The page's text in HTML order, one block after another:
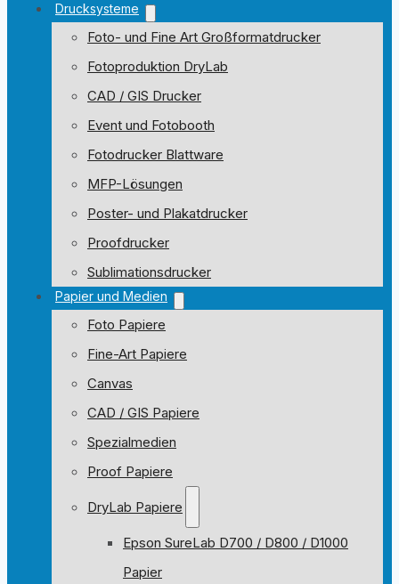
Drucksysteme
Foto- und Fine Art Großformatdrucker
Fotoproduktion DryLab
CAD / GIS Drucker
Event und Fotobooth
Fotodrucker Blattware
MFP-Lösungen
Poster- und Plakatdrucker
Proofdrucker
Sublimationsdrucker
Papier und Medien
Foto Papiere
Fine-Art Papiere
Canvas
CAD / GIS Papiere
Spezialmedien
Proof Papiere
DryLab Papiere
Epson SureLab D700 / D800 / D1000
Papier